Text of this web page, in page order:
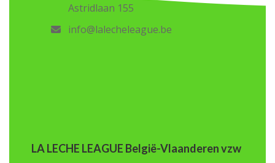
Astridlaan 155
info@lalecheleague.be
LA LECHE LEAGUE België-Vlaanderen vzw